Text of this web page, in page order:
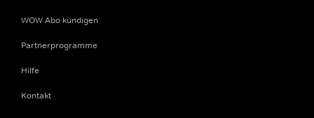
WOW Abo kündigen
Partnerprogramme
Hilfe
Kontakt